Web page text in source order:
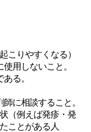
こりやすくなる）
用しないこと。
る。
に相談すること。
（例えば発疹・発
ことがある人